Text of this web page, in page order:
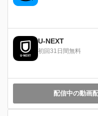
U-NEXT
初回31日間無料
配信中の動画